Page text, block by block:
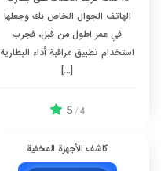
الهاتف الجوال الخاص بك وجعلها
في عمر اطول من قبل، فجرب
استخدام تطبيق مراقبة أداء البطارية
[…]
4
/
5
كاشف الأجهزة المخفية